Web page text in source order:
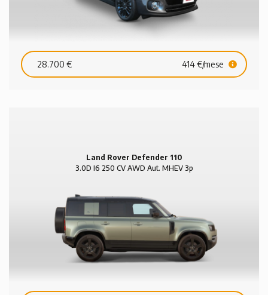
28.700 € 414 €/mese
Land Rover Defender 110
3.0D I6 250 CV AWD Aut. MHEV 3p